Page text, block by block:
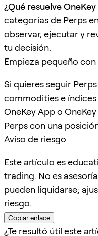
¿Qué resuelve OneKey
categorías de Perps
observar, ejecutar y
tu decisión.
Empieza pequeño con
Si quieres seguir
commodities e índices
OneKey App o
Perps con una
Aviso de riesgo
Este artículo es
trading. No es
pueden liquidarse;
riesgo.
Copiar enlace
¿Te resultó útil este